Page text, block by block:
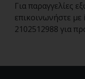
Για παραγγελίες
επικοινωνήστε με
2102512988 για